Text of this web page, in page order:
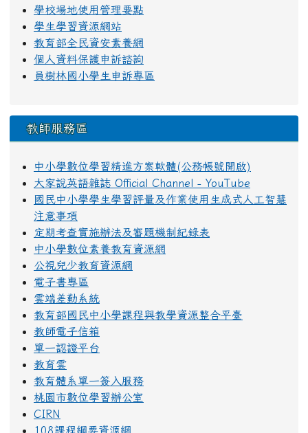
學校場地使用管理要點
學生學習資源網站
教育部全民資安素養網
個人資料保護申訴諮詢
員樹林國小學生申訴專區
教師服務區
中小學數位學習精進方案軟體(公務帳號開啟)
大家說英語雜誌 Official Channel - YouTube
國民中小學學生學習評量及作業使用生成式人工智慧
注意事項
定期考查實施辦法及審題機制紀錄表
中小學數位素養教育資源網
公視兒少教育資源網
電子書專區
雲端差勤系統
教育部國民中小學課程與教學資源整合平臺
教師電子信箱
單一認證平台
教育雲
教育體系單一簽入服務
桃園市數位學習辦公室
CIRN
108課程綱要資源網